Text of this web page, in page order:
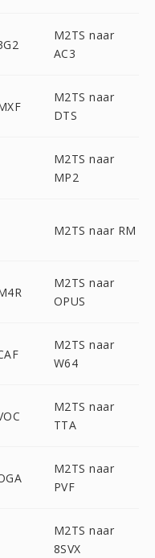
M2TS naar
AC3
M2TS naar
DTS
M2TS naar
MP2
M2TS naar RM
M2TS naar
OPUS
M2TS naar
W64
M2TS naar
TTA
M2TS naar
PVF
M2TS naar
8SVX